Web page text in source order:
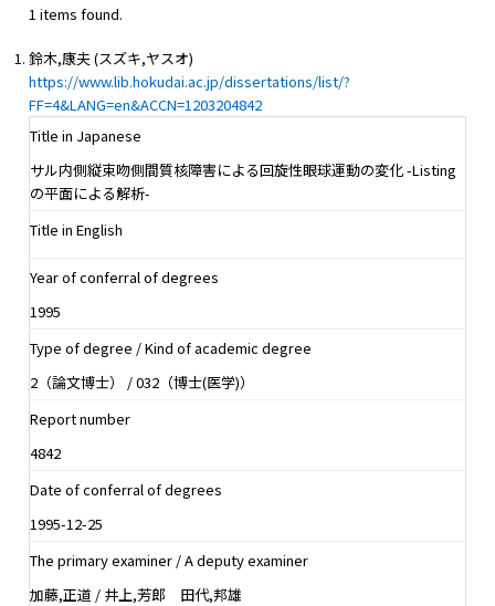
1 items found.
鈴木,康夫 (スズキ,ヤスオ)
https://www.lib.hokudai.ac.jp/dissertations/list/?
FF=4&LANG=en&ACCN=1203204842
Title in Japanese
サル内側縦束吻側間質核障害による回旋性眼球運動の変化 -Listing
の平面による解析-
Title in English
Year of conferral of degrees
1995
Type of degree / Kind of academic degree
2（論文博士） / 032（博士(医学)）
Report number
4842
Date of conferral of degrees
1995-12-25
The primary examiner / A deputy examiner
加藤,正道 / 井上,芳郎 田代,邦雄